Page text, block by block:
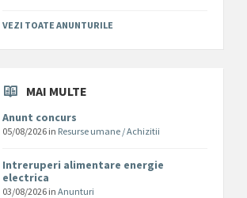
VEZI TOATE ANUNTURILE
MAI MULTE
Anunt concurs
05/08/2026 in Resurse umane / Achizitii
Intreruperi alimentare energie
electrica
03/08/2026 inAnunturi